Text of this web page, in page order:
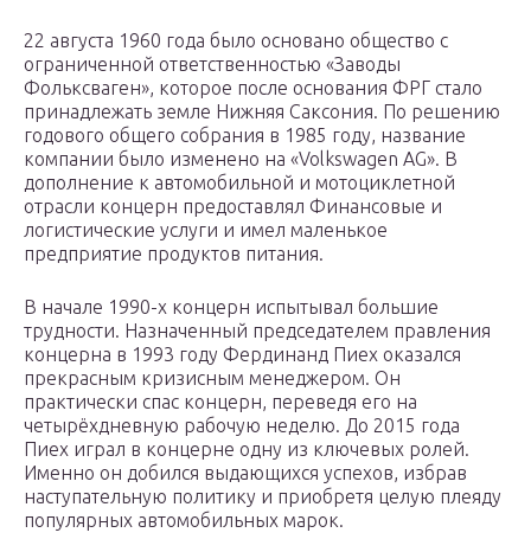
22 августа 1960 года было основано общество с
ограниченной ответственностью «Заводы
Фольксваген», которое после основания ФРГ стало
принадлежать земле Нижняя Саксония. По решению
годового общего собрания в 1985 году, название
компании было изменено на «Volkswagen AG». В
дополнение к автомобильной и мотоциклетной
отрасли концерн предоставлял Финансовые и
логистические услуги и имел маленькое
предприятие продуктов питания.
В начале 1990-х концерн испытывал большие
трудности. Назначенный председателем правления
концерна в 1993 году Фердинанд Пиех оказался
прекрасным кризисным менеджером. Он
практически спас концерн, переведя его на
четырёхдневную рабочую неделю. До 2015 года
Пиех играл в концерне одну из ключевых ролей.
Именно он добился выдающихся успехов, избрав
наступательную политику и приобретя целую плеяду
популярных автомобильных марок.